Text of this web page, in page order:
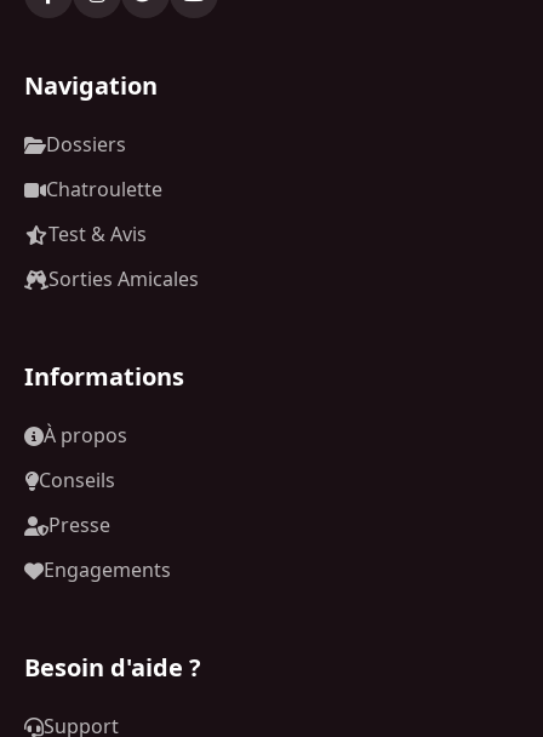
Navigation
Dossiers
Chatroulette
Test & Avis
Sorties Amicales
Informations
À propos
Conseils
Presse
Engagements
Besoin d'aide ?
Support